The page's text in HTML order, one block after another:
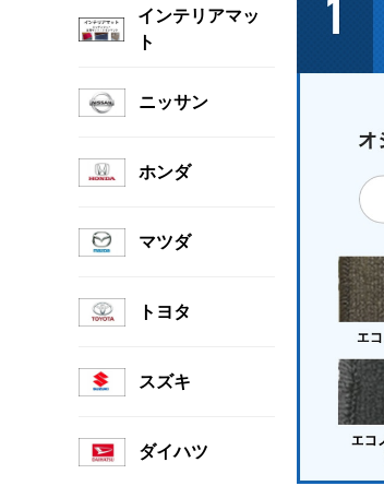
インテリアマッ
ト
ニッサン
ホンダ
マツダ
トヨタ
スズキ
ダイハツ